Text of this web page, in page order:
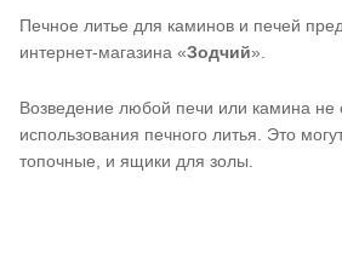
Печное литье для каминов и печей
интернет-магазина «Зодчий».
Возведение любой печи или камина не
использования печного литья. Это
топочные, и ящики для золы.